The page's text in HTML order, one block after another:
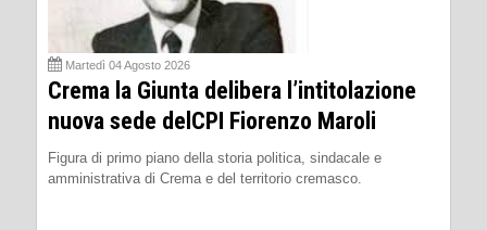
Martedì 04 Agosto 2026
Crema la Giunta delibera l’intitolazione
nuova sede delCPI Fiorenzo Maroli
Figura di primo piano della storia politica, sindacale e
amministrativa di Crema e del territorio cremasco.